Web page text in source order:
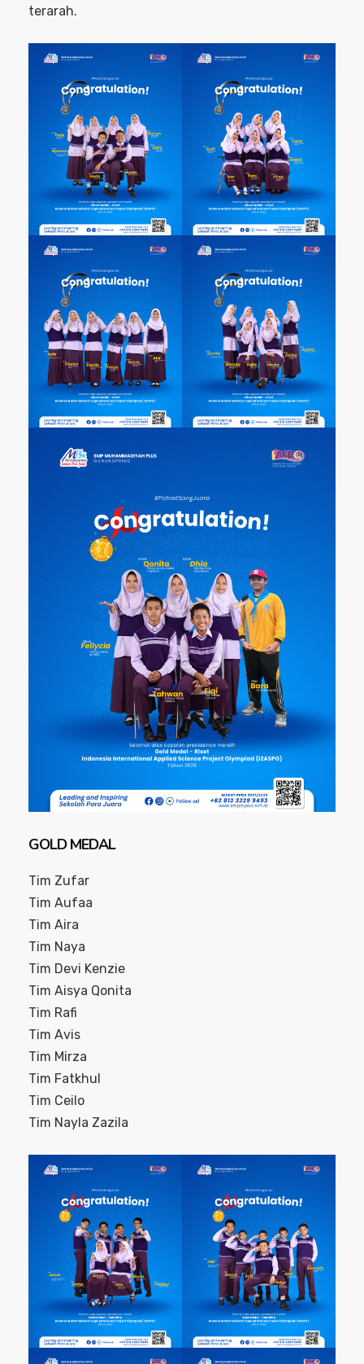
terarah.
GOLD MEDAL
Tim Zufar
Tim Aufaa
Tim Aira
Tim Naya
Tim Devi Kenzie
Tim Aisya Qonita
Tim Rafi
Tim Avis
Tim Mirza
Tim Fatkhul
Tim Ceilo
Tim Nayla Zazila